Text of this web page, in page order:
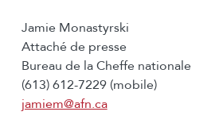
Jamie Monastyrski
Attaché de presse
Bureau de la Cheffe nationale
(613) 612-7229 (mobile)
jamiem@afn.ca